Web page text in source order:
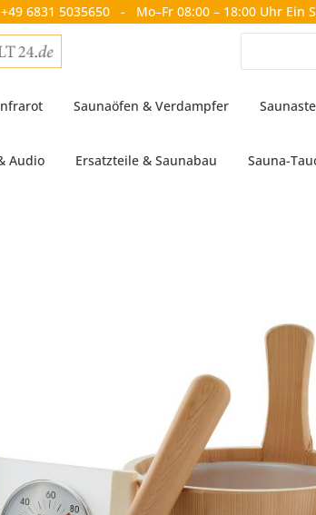
springen
6831 5035650 - Mo–Fr 08:00 – 18:00 Uhr Ein
Saunaöfen & Verdampfer
Audio Ersatzteile & Saunabau Sauna-